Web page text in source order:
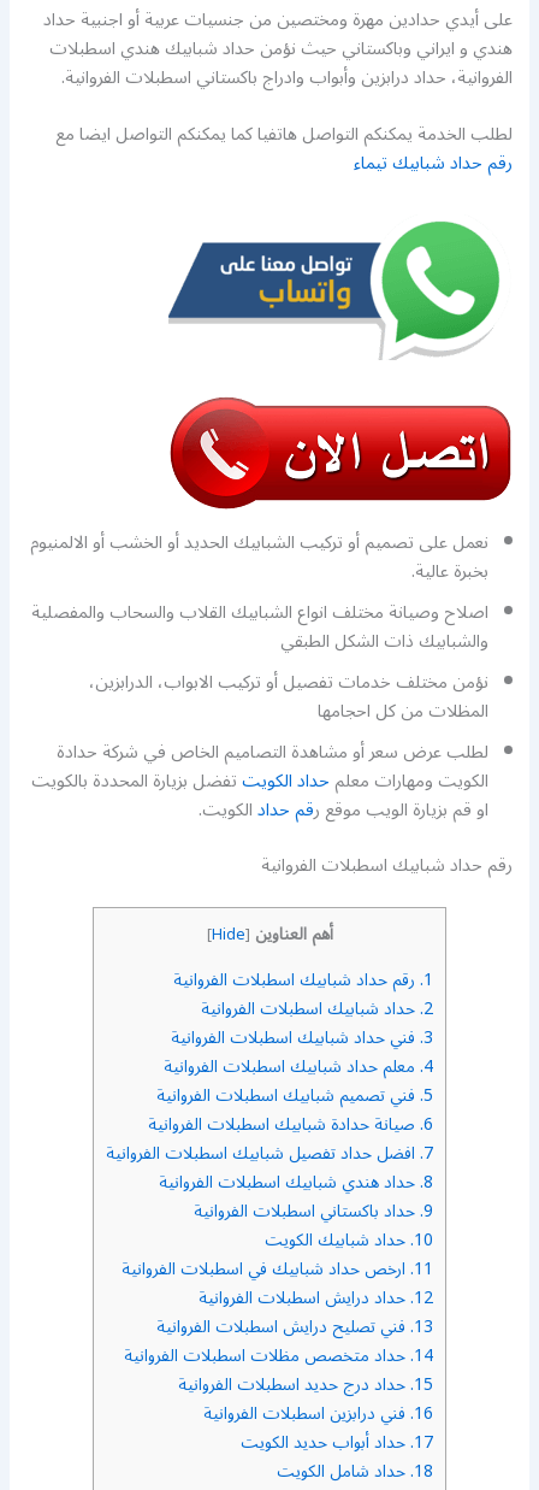
على أيدي حدادين مهرة ومختصين من جنسيات عربية أو اجنبية حداد
هندي و ايراني وباكستاني حيث نؤمن حداد شبابيك هندي اسطبلات
الفروانية، حداد درابزين وأبواب وادراج باكستاني اسطبلات الفروانية.
لطلب الخدمة يمكنكم التواصل هاتفيا كما يمكنكم التواصل ايضا مع
رقم حداد شبابيك تيماء
نعمل على تصميم أو تركيب الشبابيك الحديد أو الخشب أو الالمنيوم
بخبرة عالية.
اصلاح وصيانة مختلف انواع الشبابيك القلاب والسحاب والمفصلية
والشبابيك ذات الشكل الطبقي
نؤمن مختلف خدمات تفصيل أو تركيب الابواب، الدرابزين،
المظلات من كل احجامها
لطلب عرض سعر أو مشاهدة التصاميم الخاص في شركة حدادة
الكويت ومهارات معلمحداد الكويتتفضل بزيارة المحددة بالكويت
او قم بزيارة الويب موقع رقم حدادالكويت.
رقم حداد شبابيك اسطبلات الفروانية
أهم العناوين [
Hide
]
1. رقم حداد شبابيك اسطبلات الفروانية
2. حداد شبابيك اسطبلات الفروانية
3. فني حداد شبابيك اسطبلات الفروانية
4. معلم حداد شبابيك اسطبلات الفروانية
5. فني تصميم شبابيك اسطبلات الفروانية
6. صيانة حدادة شبابيك اسطبلات الفروانية
7. افضل حداد تفصيل شبابيك اسطبلات الفروانية
8. حداد هندي شبابيك اسطبلات الفروانية
9. حداد باكستاني اسطبلات الفروانية
10. حداد شبابيك الكويت
11. ارخص حداد شبابيك في اسطبلات الفروانية
12. حداد درايش اسطبلات الفروانية
13. فني تصليح درايش اسطبلات الفروانية
14. حداد متخصص مظلات اسطبلات الفروانية
15. حداد درج حديد اسطبلات الفروانية
16. فني درابزين اسطبلات الفروانية
17. حداد أبواب حديد الكويت
18. حداد شامل الكويت